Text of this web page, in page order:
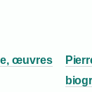
œuvres